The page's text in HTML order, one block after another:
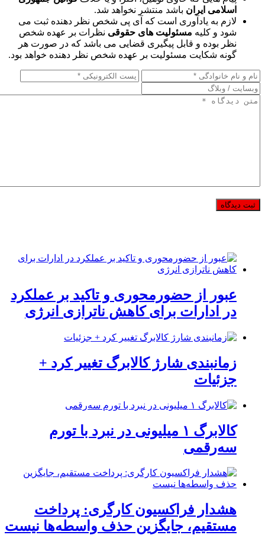
اسلامی ایران باشد منتشر نخواهد شد.
لازم به یادآوری است که آی پی شخص نظر دهنده ثبت می
شود و کلیه مسئولیت های حقوقی نظرات بر عهده شخص
نظر بوده و قابل پیگیری قضایی می باشد که در صورت هر
گونه شکایت مسئولیت بر عهده شخص نظر دهنده خواهد بود.
عبور از حضورمحوری و تاکید بر عملکرد
در ادارات برای کاهش ناترازی انرژی
زمانبندی شارژ کالابرگ تغییر کرد +
جزئیات
کالابرگ ۱ میلیونی در نبرد با تورم
سه‌رقمی
هشدار فراکسیون کارگری: پرداخت
مستقیم، جایگزین حذف واسطه‌ها نیست